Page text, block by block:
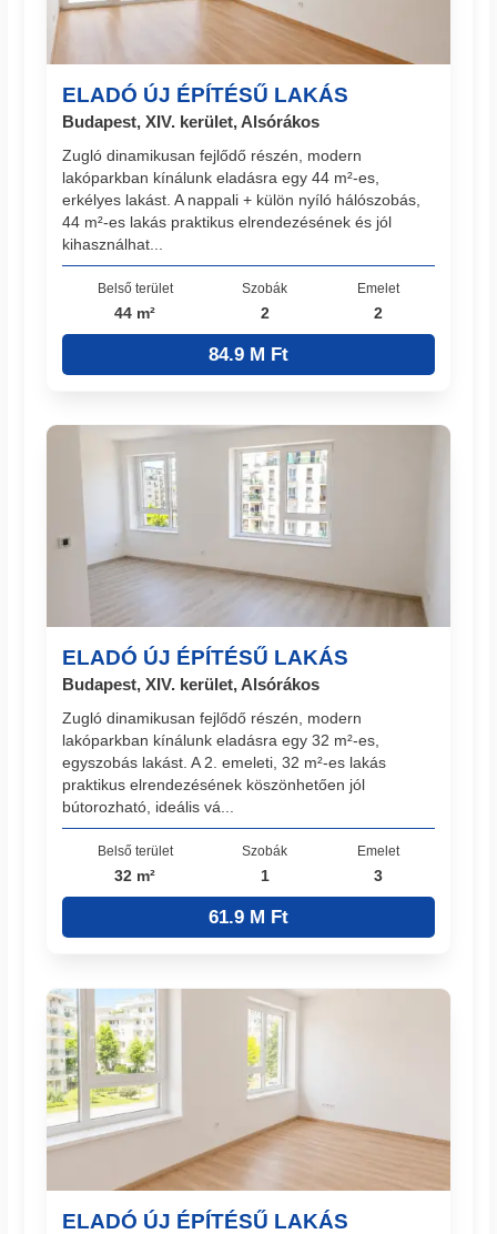
ELADÓ ÚJ ÉPÍTÉSŰ LAKÁS
Budapest, XIV. kerület, Alsórákos
Zugló dinamikusan fejlődő részén, modern
lakóparkban kínálunk eladásra egy 44 m²-es,
erkélyes lakást. A nappali + külön nyíló hálószobás,
44 m²-es lakás praktikus elrendezésének és jól
kihasználhat...
Belső terület
44 m²
Szobák
2
Emelet
2
84.9 M Ft
ELADÓ ÚJ ÉPÍTÉSŰ LAKÁS
Budapest, XIV. kerület, Alsórákos
Zugló dinamikusan fejlődő részén, modern
lakóparkban kínálunk eladásra egy 32 m²-es,
egyszobás lakást. A 2. emeleti, 32 m²-es lakás
praktikus elrendezésének köszönhetően jól
bútorozható, ideális vá...
Belső terület
32 m²
Szobák
1
Emelet
3
61.9 M Ft
ELADÓ ÚJ ÉPÍTÉSŰ LAKÁS